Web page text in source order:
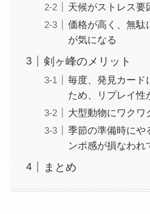
天候がストレス要
価格が高く、無駄
が気になる
剣ヶ峰のメリット
毎度、発見カード
ため、リプレイ性
大型動物にワクワ
季節の準備時にや
ンポ感が損なわれ
まとめ